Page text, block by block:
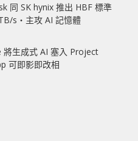
同 SK hynix 推出 HBF 標準
s‧主攻 AI 記憶體
將生成式 AI 塞入 Project
可即影即改相